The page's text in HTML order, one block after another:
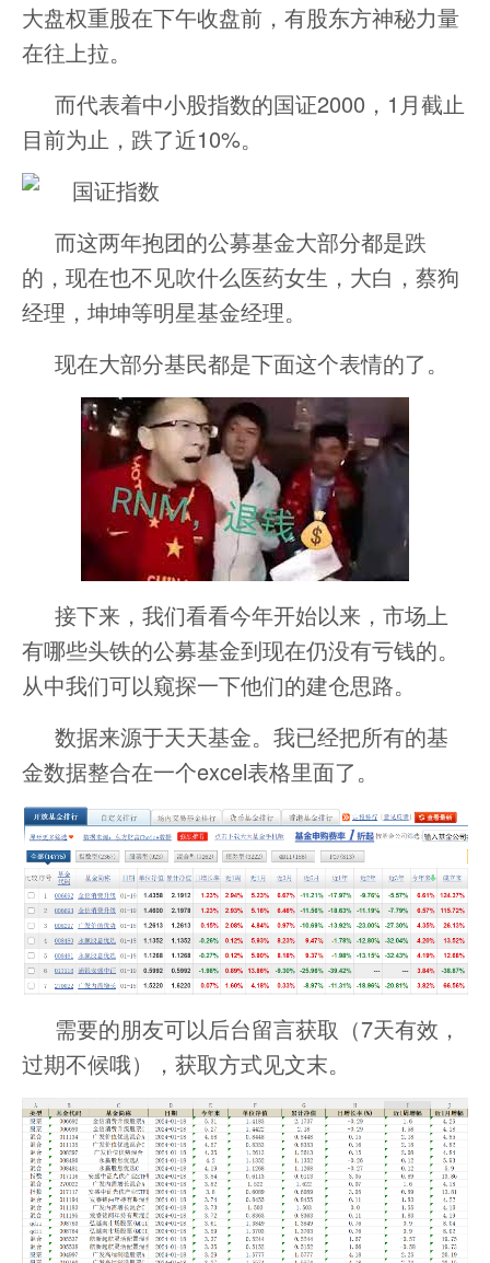
大盘权重股在下午收盘前，有股东方神秘力量
在往上拉。
而代表着中小股指数的国证2000，1月截止
目前为止，跌了近10%。
而这两年抱团的公募基金大部分都是跌
的，现在也不见吹什么医药女生，大白，蔡狗
经理，坤坤等明星基金经理。
现在大部分基民都是下面这个表情的了。
接下来，我们看看今年开始以来，市场上
有哪些头铁的公募基金到现在仍没有亏钱的。
从中我们可以窥探一下他们的建仓思路。
数据来源于天天基金。我已经把所有的基
金数据整合在一个excel表格里面了。
需要的朋友可以后台留言获取（7天有效，
过期不候哦），获取方式见文末。